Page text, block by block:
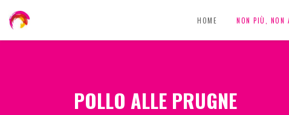
HOME NON PIÙ, NON
POLLO ALLE PRUGNE